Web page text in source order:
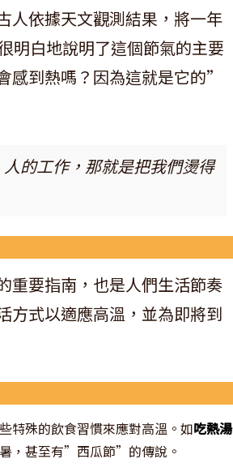
人依據天文觀測結果，將一年
白地說明了這個節氣的主要
到熱嗎？因為這就是它的”
的工作，那就是把我們燙得
重要指南，也是人們生活節奏
方式以適應高溫，並為即將到
特殊的飲食習慣來應對高溫。如吃熱湯
，甚至有”西瓜節”的傳說。